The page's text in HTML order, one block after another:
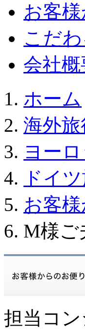
お客
こだ
会社概
ホーム
海外旅
ヨー
ドイ
お客
M様ご
担当コン